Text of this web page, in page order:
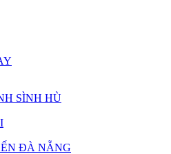
SÌNH HÙ
ĐÀ NẴNG